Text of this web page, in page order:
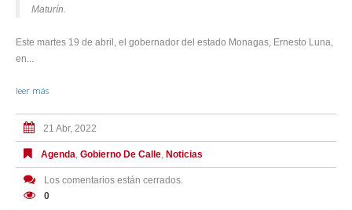
Maturín.
Este martes 19 de abril, el gobernador del estado Monagas, Ernesto Luna,
en...
leer más
21 Abr, 2022
Agenda, Gobierno De Calle, Noticias
Los comentarios están cerrados.
0